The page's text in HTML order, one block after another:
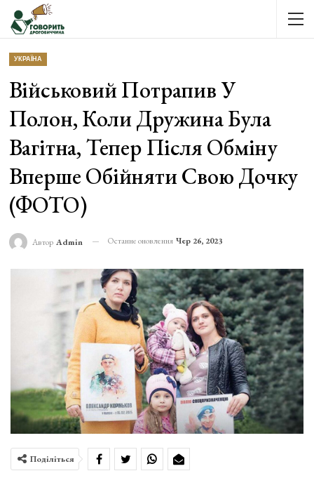
УКРАЇНА
Військовий Потрапив У
Полон, Коли Дружина Була
Вагітна, Тепер Після Обміну
Вперше Обійняти Свою Дочку
(ФОТО)
Автор Admin Останнє оновлення Чер 26, 2023
Поділіться